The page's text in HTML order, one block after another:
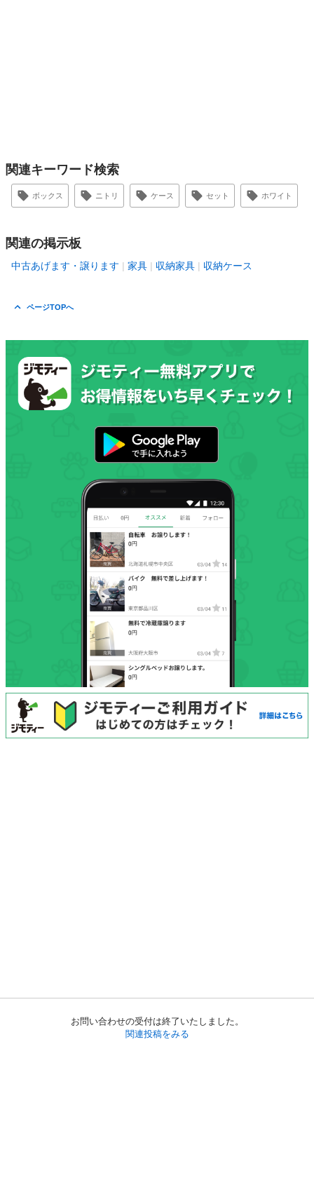
お問い合わせの受付は終了いたしました。
関連投稿をみる
関連キーワード検索
ボックス ニトリ ケース セット ホワイト
関連の掲示板
中古あげます・譲ります 家具 収納家具 収納ケース
ページTOPへ